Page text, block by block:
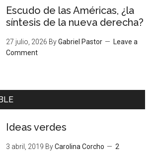
Escudo de las Américas, ¿la
síntesis de la nueva derecha?
27 julio, 2026 ByGabriel Pastor
Leave a
Comment
Ideas verdes
3 abril, 2019 ByCarolina Corcho
2